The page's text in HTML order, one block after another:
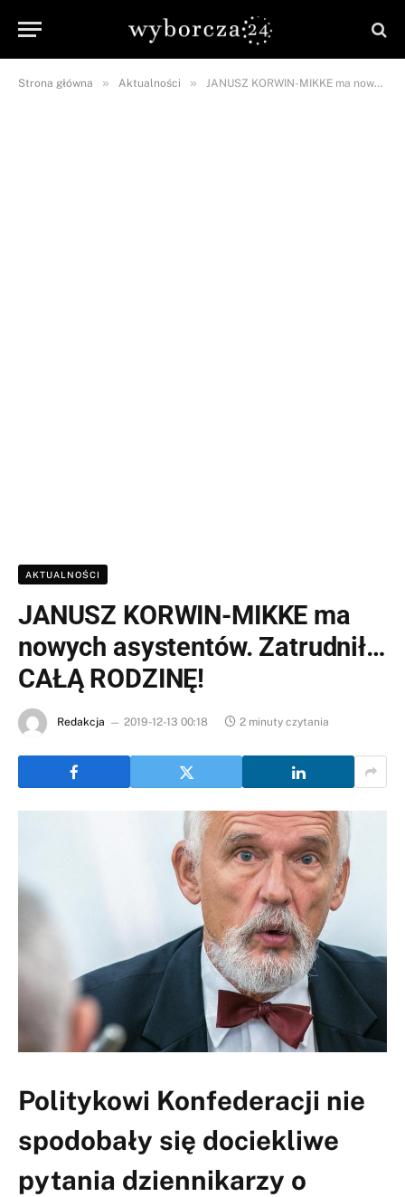
Strona główna » Aktualności » JANUSZ KORWIN-MIKKE ma nowych asystentów. Zatrudnił… CAŁĄ RODZINĘ!
AKTUALNOŚCI
JANUSZ KORWIN-MIKKE ma
nowych asystentów. Zatrudnił…
CAŁĄ RODZINĘ!
Redakcja 2019-12-13 00:18 2 minuty czytania
Politykowi Konfederacji nie
spodobały się dociekliwe
pytania dziennikarzy o